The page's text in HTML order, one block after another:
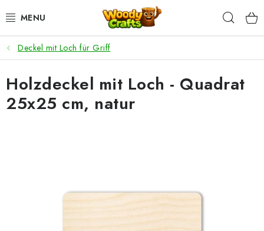
Inhalt
HÄKELN
FLECHTEN
BASTELSETS
WOODY PREMIUM 5 MM
Deckel mit Loch für Griff
Holzdeckel mit Loch - Quadrat
25x25 cm, natur